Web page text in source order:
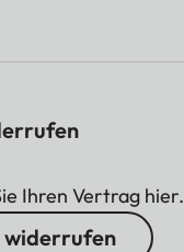
Ihren Vertrag hier.